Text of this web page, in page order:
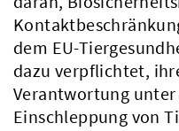
dem EU-
dazu verpflichtet,
Verantwortung
Einschleppung von